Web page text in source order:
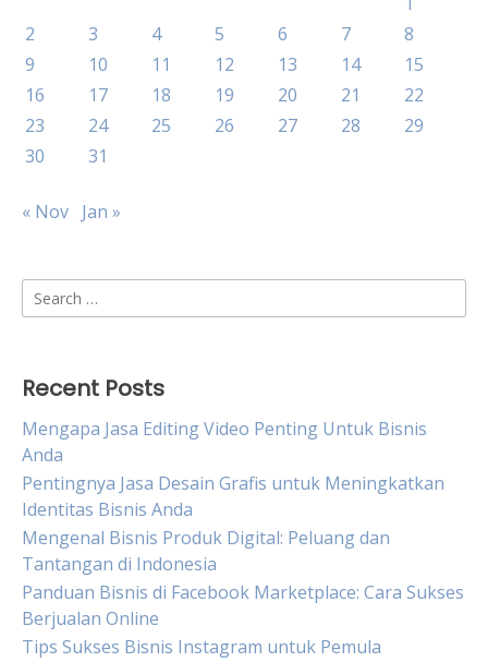
2
3 4 5 6 7
8
9
10 11 12 13 14
15
16
17 18 19 20 21
22
23
24 25 26 27 28
29
30
31
« Nov Jan »
Search
for:
Recent Posts
Mengapa Jasa Editing Video Penting Untuk Bisnis
Anda
Pentingnya Jasa Desain Grafis untuk Meningkatkan
Identitas Bisnis Anda
Mengenal Bisnis Produk Digital: Peluang dan
Tantangan di Indonesia
Panduan Bisnis di Facebook Marketplace: Cara Sukses
Berjualan Online
Tips Sukses Bisnis Instagram untuk Pemula